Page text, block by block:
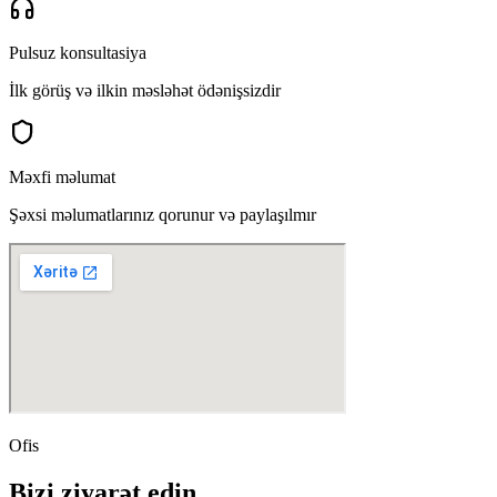
Pulsuz konsultasiya
İlk görüş və ilkin məsləhət ödənişsizdir
Məxfi məlumat
Şəxsi məlumatlarınız qorunur və paylaşılmır
Ofis